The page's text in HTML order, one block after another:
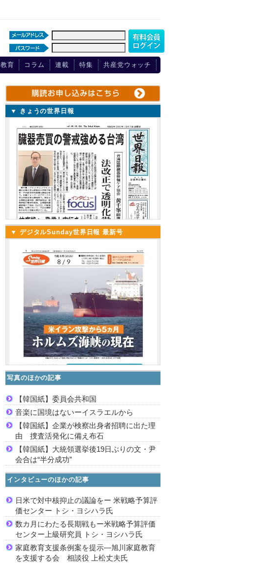
教育 コラム 連載 特集 共産党ウォッチ
▼ きょうの世界日報
▼ デジタルSunday世界日報 最新号
写真のほかの記事
【韓国紙】委員会共和国
音楽に国境はないーイスラエルから
【韓国紙】企業が検察出身者招聘に出た理
由 捜査活発化に備え布石
【韓国紙】大統領選挙後19日ぶりの文・尹
会合は“半分成功”
インタビューのほかの記事
日米で対中核抑止の議論をー 米戦略予算評
価センター トシ・ヨシハラ氏
数カ月にわたる長期戦もー米戦略予算評価
センター上級研究員 トシ・ヨシハラ氏
家庭教育支援条例案を提示―旭川家庭教育
を支援する会 相談役 上松丈夫氏